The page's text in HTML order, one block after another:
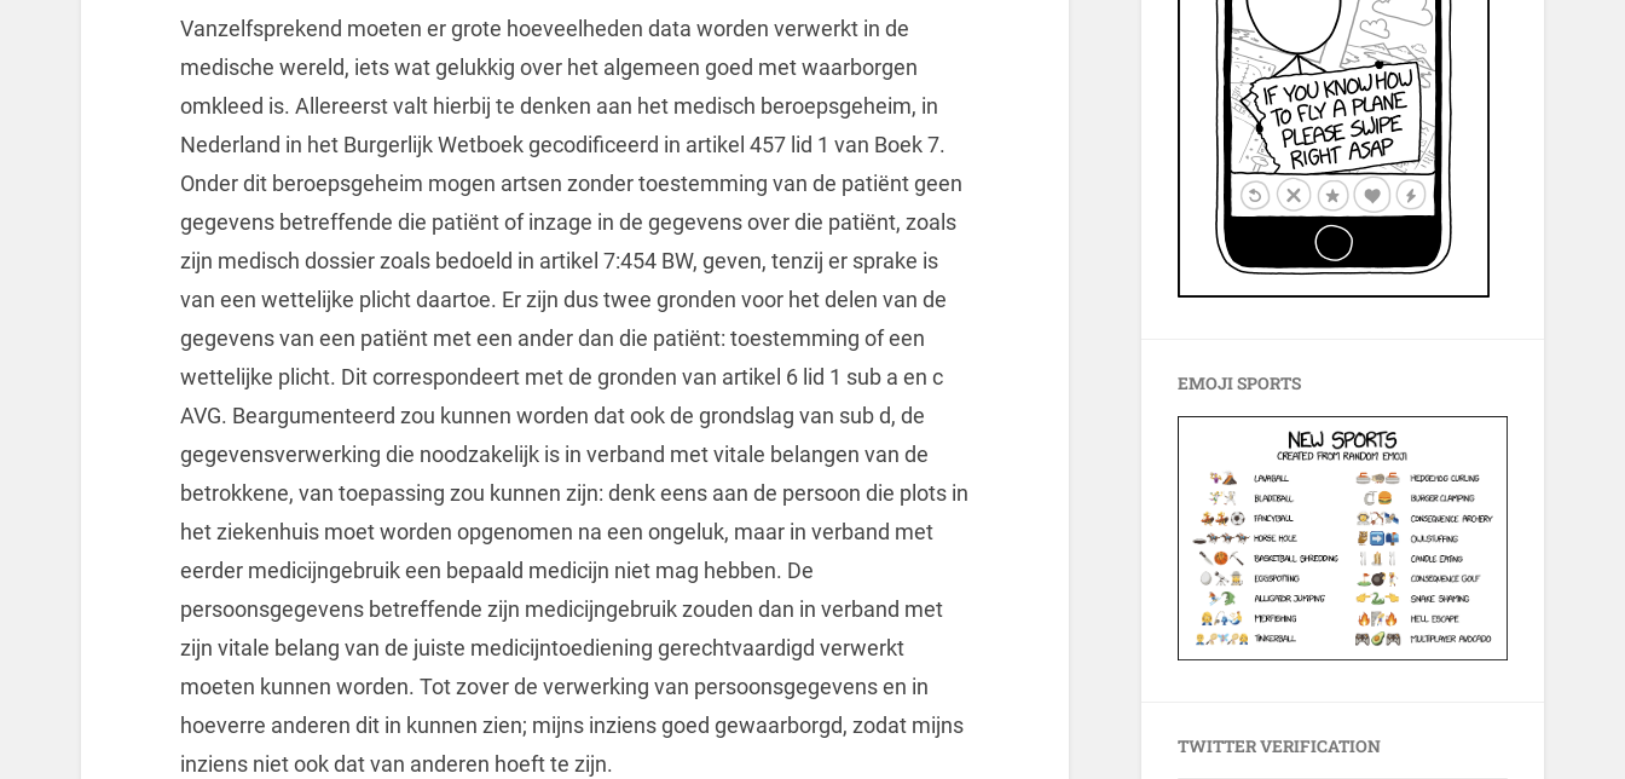
Vanzelfsprekend moeten er grote hoeveelheden data worden verwerkt in de
medische wereld, iets wat gelukkig over het algemeen goed met waarborgen
omkleed is. Allereerst valt hierbij te denken aan het medisch beroepsgeheim, in
Nederland in het Burgerlijk Wetboek gecodificeerd in artikel 457 lid 1 van Boek 7.
Onder dit beroepsgeheim mogen artsen zonder toestemming van de patiënt geen
gegevens betreffende die patiënt of inzage in de gegevens over die patiënt, zoals
zijn medisch dossier zoals bedoeld in artikel 7:454 BW, geven, tenzij er sprake is
van een wettelijke plicht daartoe. Er zijn dus twee gronden voor het delen van de
gegevens van een patiënt met een ander dan die patiënt: toestemming of een
wettelijke plicht. Dit correspondeert met de gronden van artikel 6 lid 1 sub a en c
AVG. Beargumenteerd zou kunnen worden dat ook de grondslag van sub d, de
gegevensverwerking die noodzakelijk is in verband met vitale belangen van de
betrokkene, van toepassing zou kunnen zijn: denk eens aan de persoon die plots in
het ziekenhuis moet worden opgenomen na een ongeluk, maar in verband met
eerder medicijngebruik een bepaald medicijn niet mag hebben. De
persoonsgegevens betreffende zijn medicijngebruik zouden dan in verband met
zijn vitale belang van de juiste medicijntoediening gerechtvaardigd verwerkt
moeten kunnen worden. Tot zover de verwerking van persoonsgegevens en in
hoeverre anderen dit in kunnen zien; mijns inziens goed gewaarborgd, zodat mijns
inziens niet ook dat van anderen hoeft te zijn.
EMOJI SPORTS
TWITTER VERIFICATION